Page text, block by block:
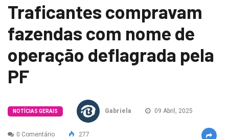
Traficantes compravam
fazendas com nome de
operação deflagrada pela
PF
NOTÍCIAS GERAIS Gabriela 09 Abril, 2025
0 Comentário 277